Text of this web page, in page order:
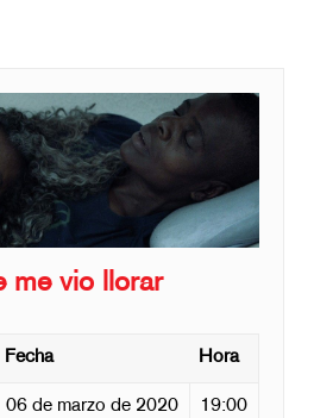
me vio llorar
Fecha Hora
06 de marzo de 2020 19:00